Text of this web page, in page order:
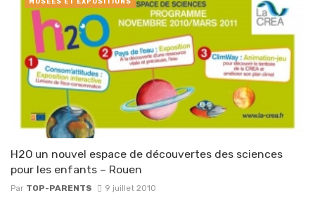
H2O un nouvel espace de découvertes des sciences
pour les enfants – Rouen
Par TOP-PARENTS 9 juillet 2010